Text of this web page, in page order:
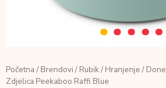
Početna / Brendovi / Rubik/ Hranjenje /
Zdjelica Peekaboo Raffi Blue